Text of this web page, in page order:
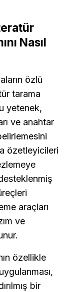
Nasıl
özlü
tarama
yetenek,
ve anahtar
özetleyicileri
araçları
ve
özellikle
bir